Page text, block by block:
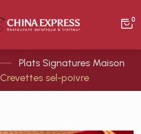
0
Plats Signatures Maison
Crevettes sel-poivre